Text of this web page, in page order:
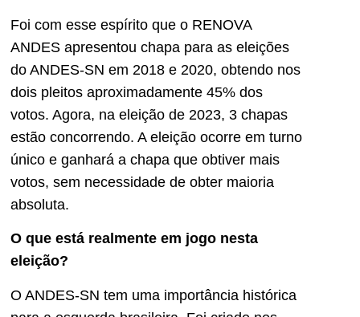
Foi com esse espírito que o RENOVA
ANDES apresentou chapa para as eleições
do ANDES-SN em 2018 e 2020, obtendo nos
dois pleitos aproximadamente 45% dos
votos. Agora, na eleição de 2023, 3 chapas
estão concorrendo. A eleição ocorre em turno
único e ganhará a chapa que obtiver mais
votos, sem necessidade de obter maioria
absoluta.
O que está realmente em jogo nesta
eleição?
O ANDES-SN tem uma importância histórica